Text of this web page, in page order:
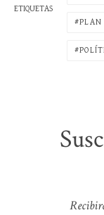
ETIQUETAS
PLAN